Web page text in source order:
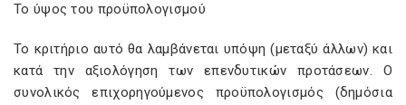
Το ύψος του προϋπολογισμού
Το κριτήριο αυτό θα λαμβάνεται υπόψη (μεταξύ άλλων) και
κατά την αξιολόγηση των επενδυτικών προτάσεων. Ο
συνολικός επιχορηγούμενος προϋπολογισμός (δημόσια